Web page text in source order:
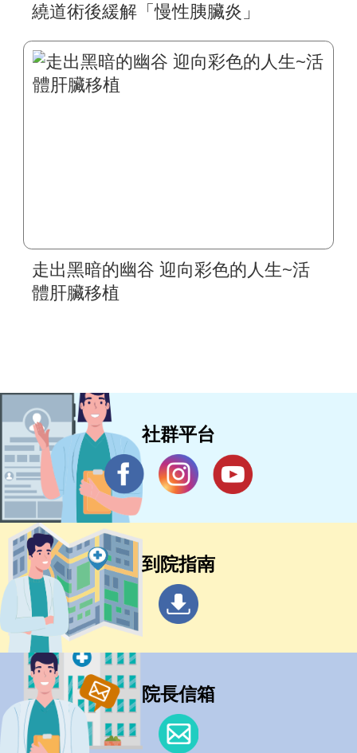
繞道術後緩解「慢性胰臟炎」
走出黑暗的幽谷 迎向彩色的人生~活
體肝臟移植
社群平台
到院指南
院長信箱